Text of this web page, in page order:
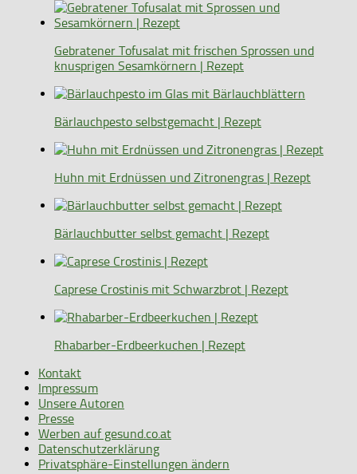
Gebratener Tofusalat mit frischen Sprossen und
knusprigen Sesamkörnern | Rezept
Bärlauchpesto selbstgemacht | Rezept
Huhn mit Erdnüssen und Zitronengras | Rezept
Bärlauchbutter selbst gemacht | Rezept
Caprese Crostinis mit Schwarzbrot | Rezept
Rhabarber-Erdbeerkuchen | Rezept
Kontakt
Impressum
Unsere Autoren
Presse
Werben auf gesund.co.at
Datenschutzerklärung
Privatsphäre-Einstellungen ändern